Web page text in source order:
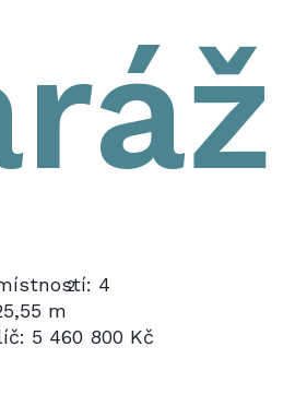
4
m
2
5 460 800 Kč